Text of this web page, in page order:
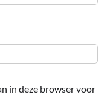
in deze browser voor